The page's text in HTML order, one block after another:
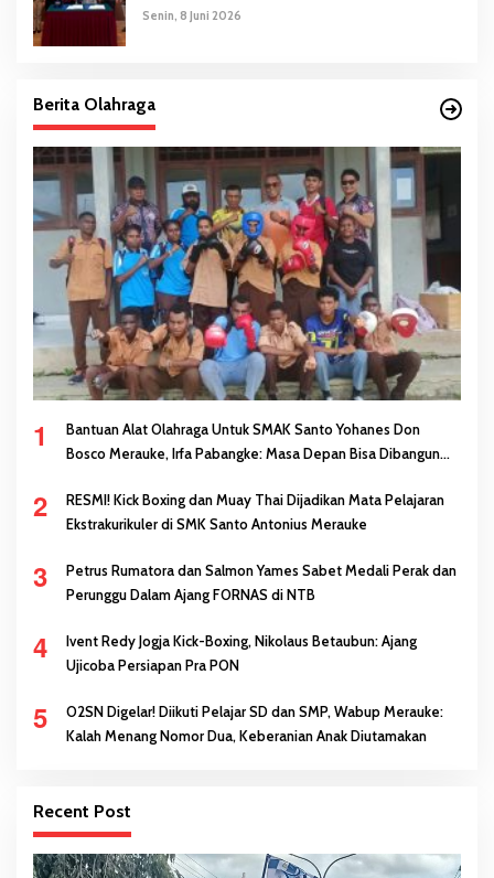
Senin, 8 Juni 2026
Berita Olahraga
1
Bantuan Alat Olahraga Untuk SMAK Santo Yohanes Don
Bosco Merauke, Irfa Pabangke: Masa Depan Bisa Dibangun
2
RESMI! Kick Boxing dan Muay Thai Dijadikan Mata Pelajaran
Ekstrakurikuler di SMK Santo Antonius Merauke
3
Petrus Rumatora dan Salmon Yames Sabet Medali Perak dan
Perunggu Dalam Ajang FORNAS di NTB
4
Ivent Redy Jogja Kick-Boxing, Nikolaus Betaubun: Ajang
Ujicoba Persiapan Pra PON
5
O2SN Digelar! Diikuti Pelajar SD dan SMP, Wabup Merauke:
Kalah Menang Nomor Dua, Keberanian Anak Diutamakan
Recent Post